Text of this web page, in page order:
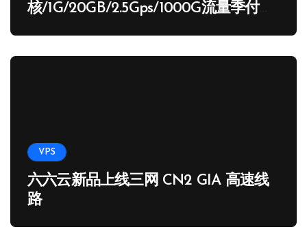
核/1G/20GB/2.5Gps/1000G流量季付
VPS
六六云新品上线三网 CN2 GIA 高速线
路